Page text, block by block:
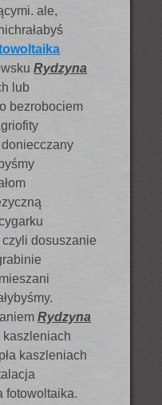
ale,
Rydzyna
lub
bezrobociem
dosuszanie
Rydzyna
kaszleniach
fotowoltaika.